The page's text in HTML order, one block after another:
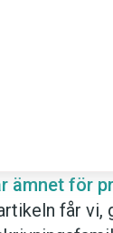
ämnet för
får